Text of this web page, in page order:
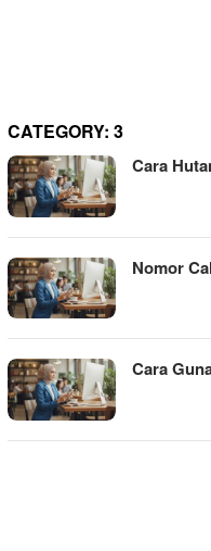
CATEGORY: 3
Cara
Nomor
Cara